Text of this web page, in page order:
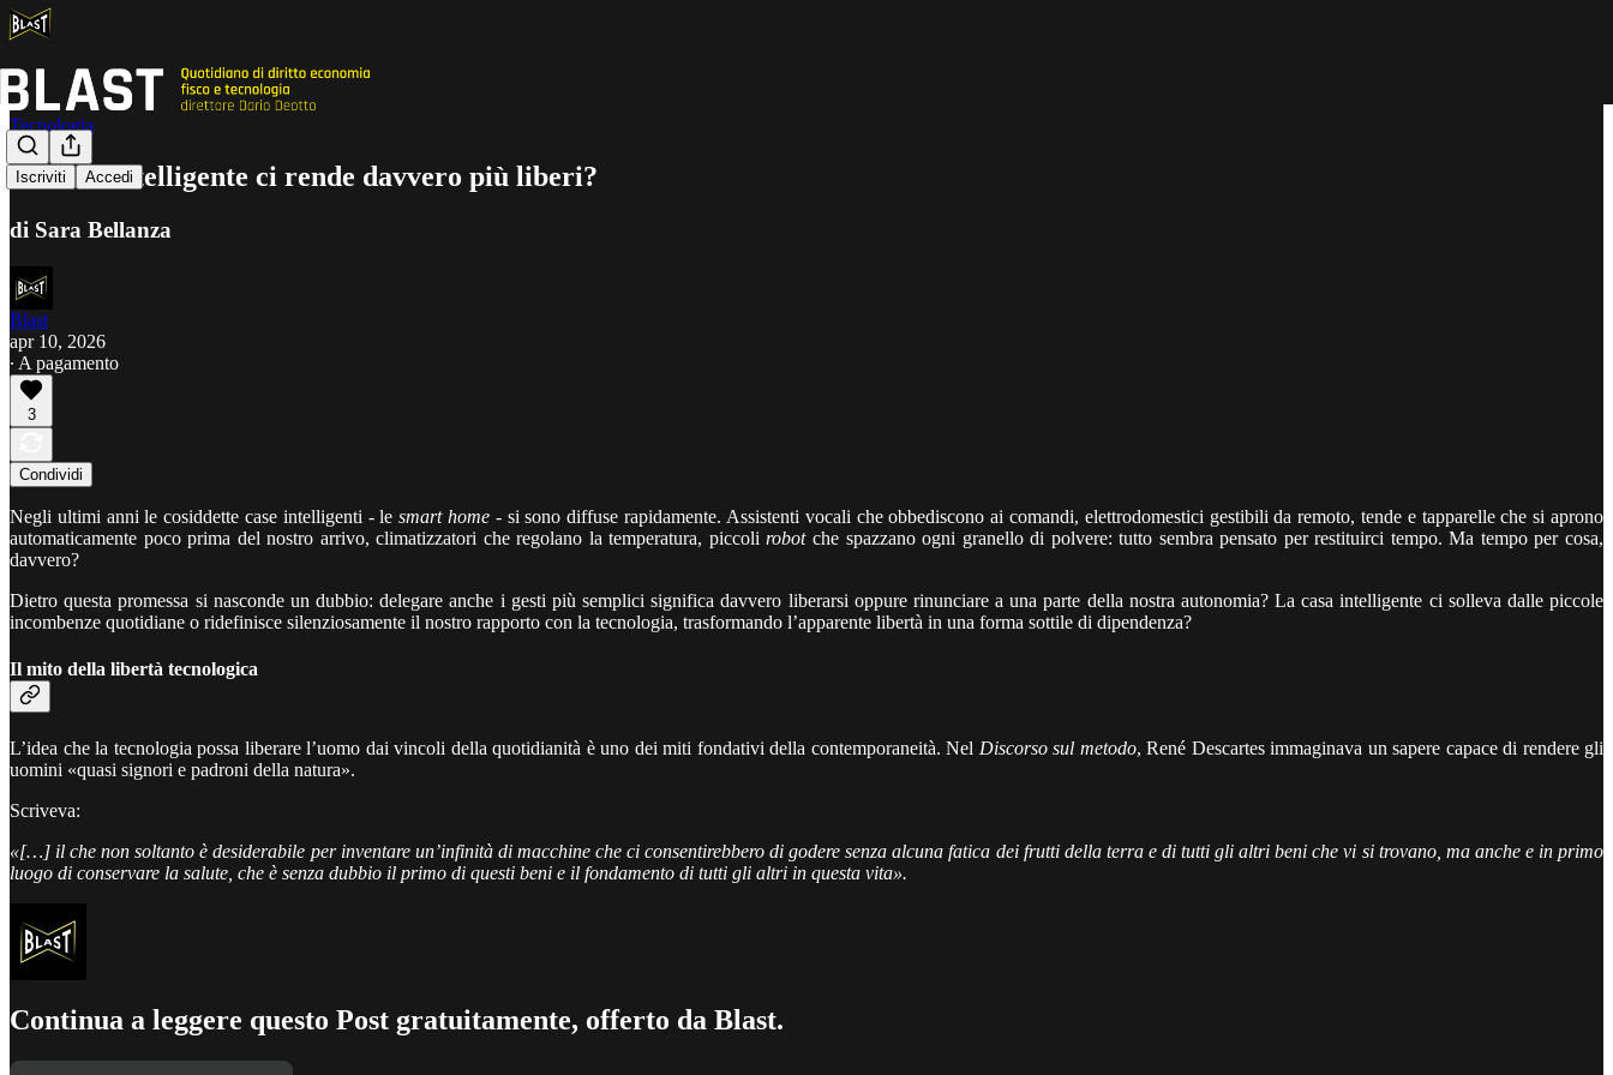
Iscriviti Accedi
Tecnologia
La casa intelligente ci rende davvero più liberi?
di Sara Bellanza
Blast
apr 10, 2026
∙ A pagamento
3
Condividi
Negli ultimi anni le cosiddette case intelligenti - lesmart home - si sono diffuse rapidamente. Assistenti vocali che obbediscono ai comandi, elettrodomestici gestibili da remoto, tende e tapparelle che si aprono
automaticamente poco prima del nostro arrivo, climatizzatori che regolano la temperatura, piccolirobot che spazzano ogni granello di polvere: tutto sembra pensato per restituirci tempo. Ma tempo per cosa,
davvero?
Dietro questa promessa si nasconde un dubbio: delegare anche i gesti più semplici significa davvero liberarsi oppure rinunciare a una parte della nostra autonomia? La casa intelligente ci solleva dalle piccole
incombenze quotidiane o ridefinisce silenziosamente il nostro rapporto con la tecnologia, trasformando l’apparente libertà in una forma sottile di dipendenza?
Il mito della libertà tecnologica
L’idea che la tecnologia possa liberare l’uomo dai vincoli della quotidianità è uno dei miti fondativi della contemporaneità. Nel Discorso sul metodo, René Descartes immaginava un sapere capace di rendere gli
uomini «quasi signori e padroni della natura».
Scriveva:
«[…] il che non soltanto è desiderabile per inventare un’infinità di macchine che ci consentirebbero di godere senza alcuna fatica dei frutti della terra e di tutti gli altri beni che vi si trovano, ma anche e in primo
luogo di conservare la salute, che è senza dubbio il primo di questi beni e il fondamento di tutti gli altri in questa vita».
Continua a leggere questo Post gratuitamente, offerto da Blast.